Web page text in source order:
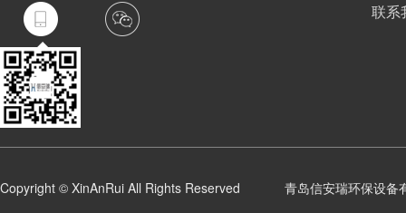
联系
Copyright © XinAnRui All Rights Reserved 青岛信安瑞环保设备